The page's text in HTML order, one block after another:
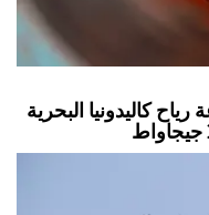
كاليدونيا البحرية